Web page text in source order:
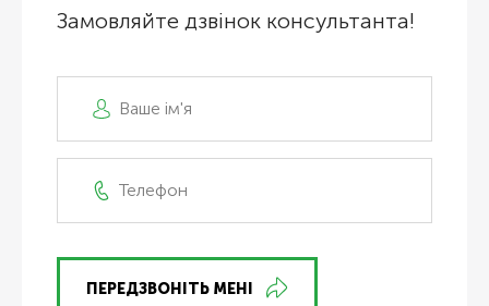
Замовляйте дзвінок консультанта!
ПЕРЕДЗВОНІТЬ МЕНІ